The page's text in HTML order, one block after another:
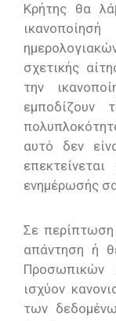
Κρήτης θα
σχετικής
την
εμποδίζουν
αυτό δεν
ενημέρωσής
Σε περίπτωση
απάντηση ή
Προσωπικών
ισχύον
των